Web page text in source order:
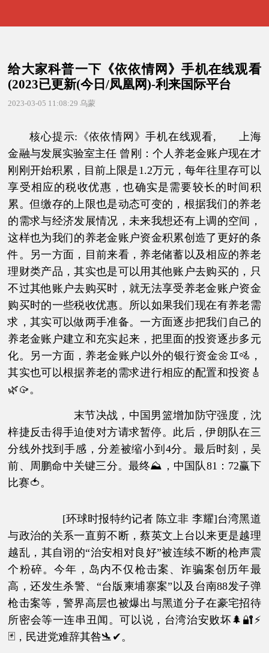
给大家科普一下《依依情网》手机在线观看
(2023已更新(今日/凤凰网)-利来国际平台
2023-03-05 11:08:29 乌蒙
核心提示:《依依情网》手机在线观看, 上海
金融与发展实验室主任 曾刚：个人养老金账户现在才
刚刚开始积累，目前上限是1.2万元，每年往里存可以
享受相应的税收优惠，也确实是需要较长的时间积
累。但缴存的上限也是动态可变的，根据我们的养老
的需求与经济发展情况，未来我想还有上调的空间，
这样也为我们的养老金账户资金积累创造了更好的条
件。另一方面，目前来看，养老储蓄以及相应的养老
理财类产品，其实也是可以用其他账户去购买的，只
不过其他账户去购买时，就无法享受养老金账户资金
购买时的一些税收优惠。所以如果我们现在有养老需
求，其实可以做两手准备。一方面逐步把我们自己的
养老金账户建立和充实起来，把里面的投资逐步多元
化。另一方面，养老金账户以外的银行资金🌼♊🚵，
其实也可以根据养老的需求进行相应的配置和投资🎸
🌿🥠。
末节决战，中国男篮增加防守强度，沈
梓捷反击得手迫使对方请求暂停。此后，伊朗队在三
分线外找到手感，分差被缩小到4分。最后时刻，吴
前、周鹏命中关键三分。最终⛰，中国队81：72赢下
比赛🍅。
[环球时报特约记者 陈立非 李耀]台湾黑道
与政治的关系一直剪不断，蔡英文上台以来更是越理
越乱，其自诩的“治安相对良好”被连续不断的枪声震
个粉碎。今年，岛内不仅枪击案、诈骗案创历年最
高，还发生杀警、“台版柬埔寨案”以及台南88发子弹
枪击案等，警界高层也被爆出与黑道分子在豪宅招待
所密会等一连串丑闻。可以说，台湾治安败坏🌲🔐⚡
🃏，民进党难辞其咎🛬✔。